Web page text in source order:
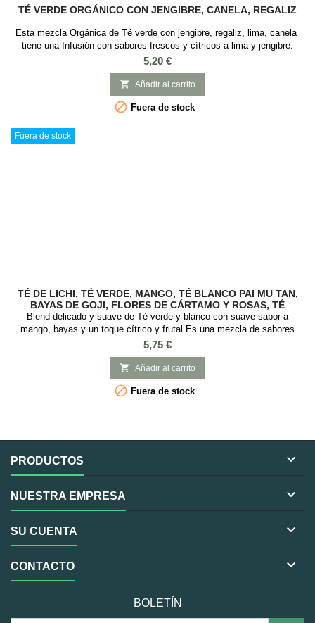
TÉ VERDE ORGÁNICO CON JENGIBRE, CANELA, REGALIZ
Esta mezcla Orgánica de Té verde con jengibre, regaliz, lima, canela
tiene una Infusión con sabores frescos y cítricos a lima y jengibre.
Tiene propiedades digestivas y saciantes. Ideal para tomar frio en
verano Sabor: Lima y JengibreIngredientes: Té verde, jengibre, canela,
lima, regaliz, zanahoria, aroma natural y cáscaras de cítricos. Todos
los...
Precio
5,20 €
 Añadir al carrito
 Fuera de stock
Fuera de stock
TÉ DE LICHI, TÉ VERDE, MANGO, TÉ BLANCO PAI MU TAN,
BAYAS DE GOJI, FLORES DE CÁRTAMO Y ROSAS, TÉ
OOLONG SE CHUNG
Blend delicado y suave de Té verde y blanco con suave sabor a
mango, bayas y un toque cítrico y frutal.Es una mezcla de sabores
dulces, frutales y afrutados que es un gran diurético y previene la
sequedad de garganta siendo muy tomada en China.SABOR: Cítrico y
FrutalINGREDIENTES: Té de Lichi, Té verde de jazmín, té verde
Gunpowder, té verde Sencha, té...
Precio
5,75 €
 Añadir al carrito
 Fuera de stock
PRODUCTOS 
NUESTRA EMPRESA 
SU CUENTA 
CONTACTO 
BOLETÍN